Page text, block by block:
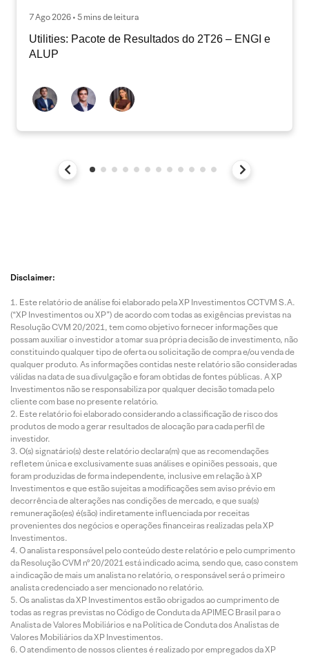
7 Ago 2026 • 5 mins de leitura
Utilities: Pacote de Resultados do 2T26 – ENGI e
ALUP
Disclaimer:
Este relatório de análise foi elaborado pela XP Investimentos CCTVM S.A.
(“XP Investimentos ou XP”) de acordo com todas as exigências previstas na
Resolução CVM 20/2021, tem como objetivo fornecer informações que
possam auxiliar o investidor a tomar sua própria decisão de investimento, não
constituindo qualquer tipo de oferta ou solicitação de compra e/ou venda de
qualquer produto. As informações contidas neste relatório são consideradas
válidas na data de sua divulgação e foram obtidas de fontes públicas. A XP
Investimentos não se responsabiliza por qualquer decisão tomada pelo
cliente com base no presente relatório.
Este relatório foi elaborado considerando a classificação de risco dos
produtos de modo a gerar resultados de alocação para cada perfil de
investidor.
O(s) signatário(s) deste relatório declara(m) que as recomendações
refletem única e exclusivamente suas análises e opiniões pessoais, que
foram produzidas de forma independente, inclusive em relação à XP
Investimentos e que estão sujeitas a modificações sem aviso prévio em
decorrência de alterações nas condições de mercado, e que sua(s)
remuneração(es) é(são) indiretamente influenciada por receitas
provenientes dos negócios e operações financeiras realizadas pela XP
Investimentos.
O analista responsável pelo conteúdo deste relatório e pelo cumprimento
da Resolução CVM nº 20/2021 está indicado acima, sendo que, caso constem
a indicação de mais um analista no relatório, o responsável será o primeiro
analista credenciado a ser mencionado no relatório.
Os analistas da XP Investimentos estão obrigados ao cumprimento de
todas as regras previstas no Código de Conduta da APIMEC Brasil para o
Analista de Valores Mobiliários e na Política de Conduta dos Analistas de
Valores Mobiliários da XP Investimentos.
O atendimento de nossos clientes é realizado por empregados da XP